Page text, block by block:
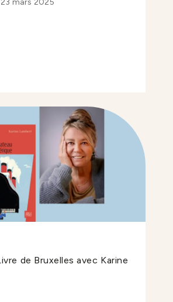
mars 2025
de Bruxelles avec Karine